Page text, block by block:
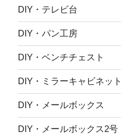
DIY・テレビ台
DIY・パン工房
DIY・ベンチチェスト
DIY・ミラーキャビネット
DIY・メールボックス
DIY・メールボックス2号